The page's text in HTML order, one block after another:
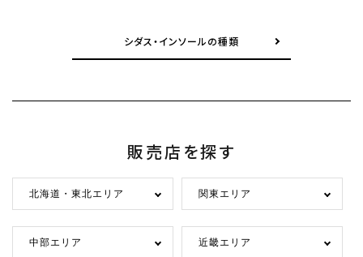
シダス・インソールの種類
販売店を探す
北海道・東北エリア 関東エリア
中部エリア 近畿エリア